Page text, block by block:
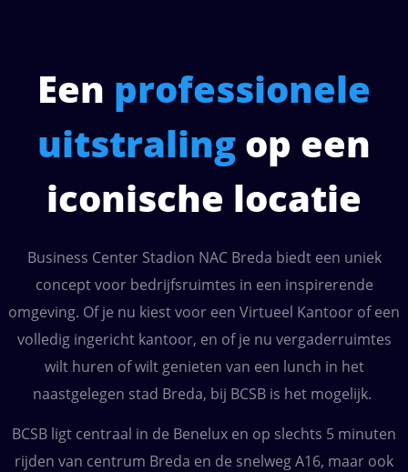
Een professionele
uitstraling op een
iconische locatie
Business Center Stadion NAC Breda biedt een uniek
concept voor bedrijfsruimtes in een inspirerende
omgeving. Of je nu kiest voor een Virtueel Kantoor of een
volledig ingericht kantoor, en of je nu vergaderruimtes
wilt huren of wilt genieten van een lunch in het
naastgelegen stad Breda, bij BCSB is het mogelijk.
BCSB ligt centraal in de Benelux en op slechts 5 minuten
rijden van centrum Breda en de snelweg A16, maar ook